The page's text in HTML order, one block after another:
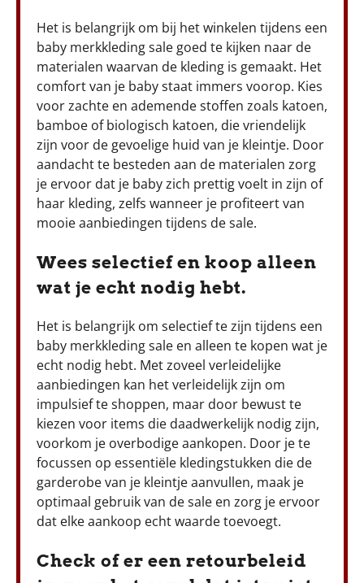
Het is belangrijk om bij het winkelen tijdens een
baby merkkleding sale goed te kijken naar de
materialen waarvan de kleding is gemaakt. Het
comfort van je baby staat immers voorop. Kies
voor zachte en ademende stoffen zoals katoen,
bamboe of biologisch katoen, die vriendelijk
zijn voor de gevoelige huid van je kleintje. Door
aandacht te besteden aan de materialen zorg
je ervoor dat je baby zich prettig voelt in zijn of
haar kleding, zelfs wanneer je profiteert van
mooie aanbiedingen tijdens de sale.
Wees selectief en koop alleen
wat je echt nodig hebt.
Het is belangrijk om selectief te zijn tijdens een
baby merkkleding sale en alleen te kopen wat je
echt nodig hebt. Met zoveel verleidelijke
aanbiedingen kan het verleidelijk zijn om
impulsief te shoppen, maar door bewust te
kiezen voor items die daadwerkelijk nodig zijn,
voorkom je overbodige aankopen. Door je te
focussen op essentiële kledingstukken die de
garderobe van je kleintje aanvullen, maak je
optimaal gebruik van de sale en zorg je ervoor
dat elke aankoop echt waarde toevoegt.
Check of er een retourbeleid